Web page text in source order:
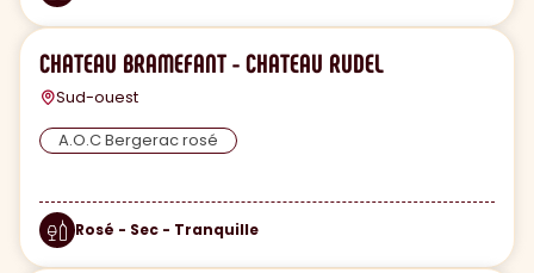
CHATEAU BRAMEFANT - CHATEAU RUDEL
Sud-ouest
A.O.C Bergerac rosé
Rosé - Sec - Tranquille